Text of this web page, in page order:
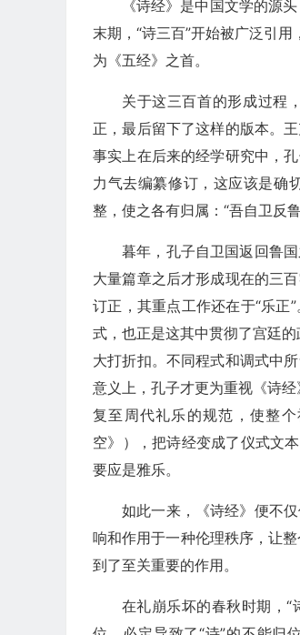
《诗经》是中国文学的源
末期，“诗三百”开始被广泛引
为《五经》之首。
关于这三百首的形成过程
正，最后留下了这样的版本。
事实上在后来的经学研究中，
力气去编纂修订，这应该是确
整，使之各有归属：“吾自卫反
暮年，孔子自卫国返回鲁
大量篇章之后才形成现在的三
订正，其重点工作还在于“乐正
式，也正是这其中贯彻了宫廷
大打折扣。不同程式和调式中
意义上，孔子才更为重视《诗
复至周代礼乐的规范，使整
空》），把诗经变成了仪式文
要应是雅乐。
如此一来，《诗经》便不
响和作用于一种伦理秩序，让
到了至关重要的作用。
在礼崩乐坏的春秋时期，“